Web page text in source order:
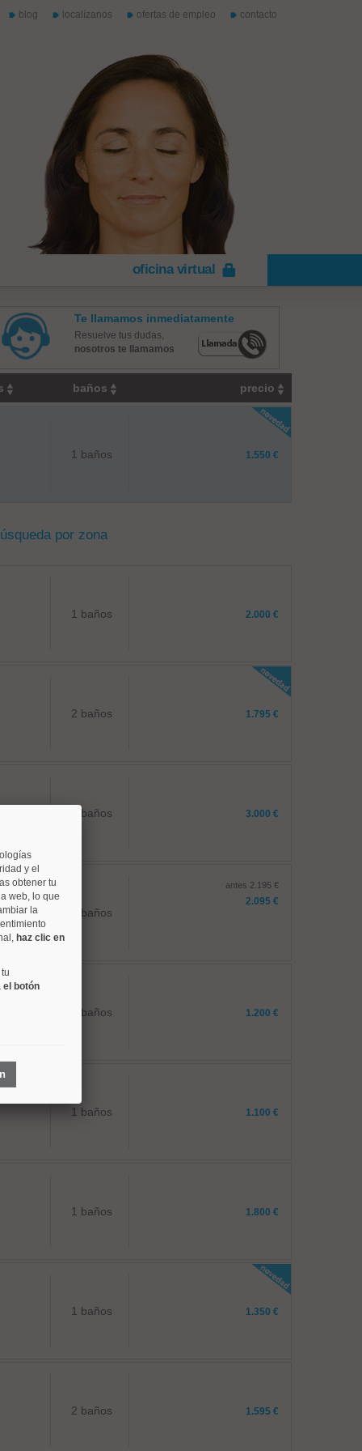
blog localízanos ofertas de empleo contacto
oficina virtual
Te llamamos inmediatamente
Resuelve tus dudas,
nosotros te llamamos
baños precio
1 baños 1.550 €
por zona
1 baños 2.000 €
2 baños 1.795 €
1 baños 3.000 €
2 baños
antes 2.195 €
2.095 €
1 baños 1.200 €
1 baños 1.100 €
1 baños 1.800 €
1 baños 1.350 €
2 baños 1.595 €
y el
obtener tu
web, lo que
la
haz clic en
el botón